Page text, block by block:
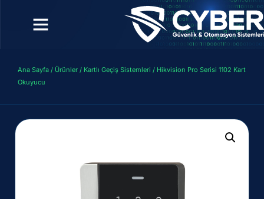
Ana Sayfa / Ürünler / Kartlı Geçiş Sistemleri / Hikvision Pro Serisi 1102 Kart
Okuyucu